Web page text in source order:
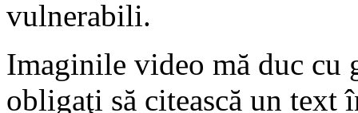
vulnerabili.
Imaginile video mă duc cu
obligaţi să citească un text